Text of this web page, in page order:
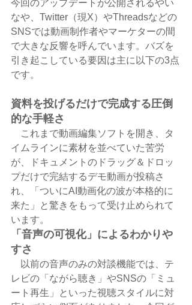
今回のアップデートが公開されるやい
なや、Twitter（現X）やThreadsなどの
SNSでは動画制作者やマーケターの間
で大きな反響を呼んでいます。バズを
引き起こしている要因は主に以下の3点
です。
資料を投げるだけで完成する圧倒
的な手軽さ
イムラインに素材を並べていた苦労
が、ドキュメントのドラッグ＆ドロッ
プだけで完結するデモ動画が投稿さ
れ、「ついにAI動画化の波が本格的に
来た」と驚きをもって受け止められて
います。
「音声の可視化」によるわかりや
すさ
レビの「ながら聴き」やSNSの「ミュ
ート再生」といった視聴スタイルに対